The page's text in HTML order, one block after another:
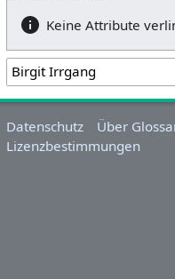
Keine Attribute
Datenschutz
Über
Lizenzbestimmungen